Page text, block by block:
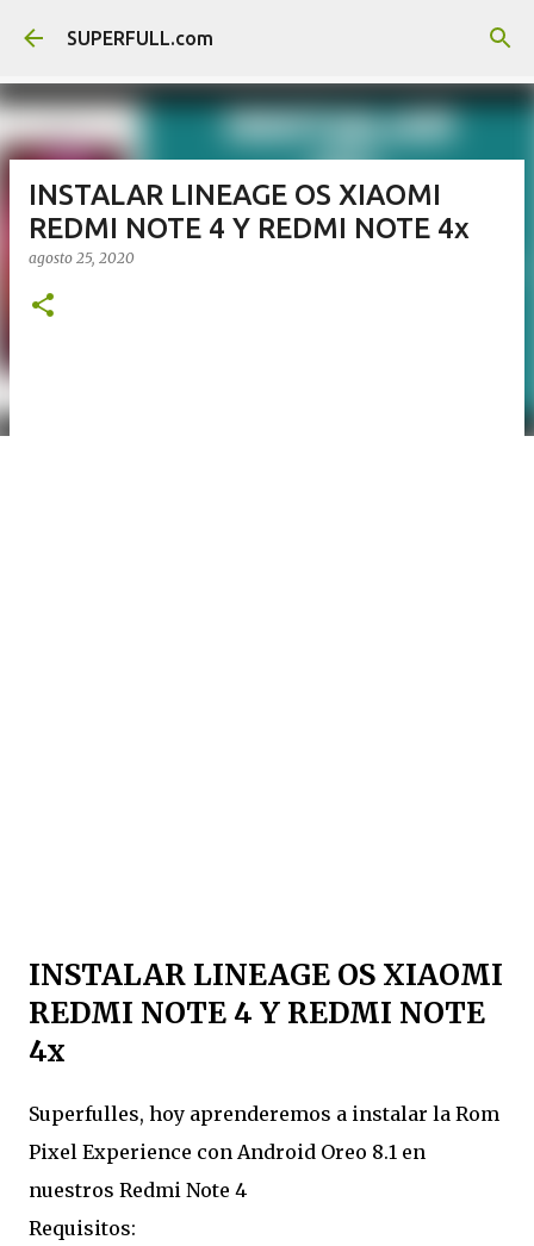
Ir al contenido principal
SUPERFULL.com
INSTALAR LINEAGE OS XIAOMI
REDMI NOTE 4 Y REDMI NOTE 4x
agosto 25, 2020
INSTALAR LINEAGE OS XIAOMI
REDMI NOTE 4 Y REDMI NOTE
4x
Superfulles, hoy aprenderemos a instalar la Rom
Pixel Experience con Android Oreo 8.1 en
nuestros Redmi Note 4
Requisitos: